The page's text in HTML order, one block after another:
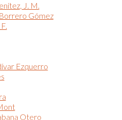
J. M.
Gómez
Ezquerro
Otero